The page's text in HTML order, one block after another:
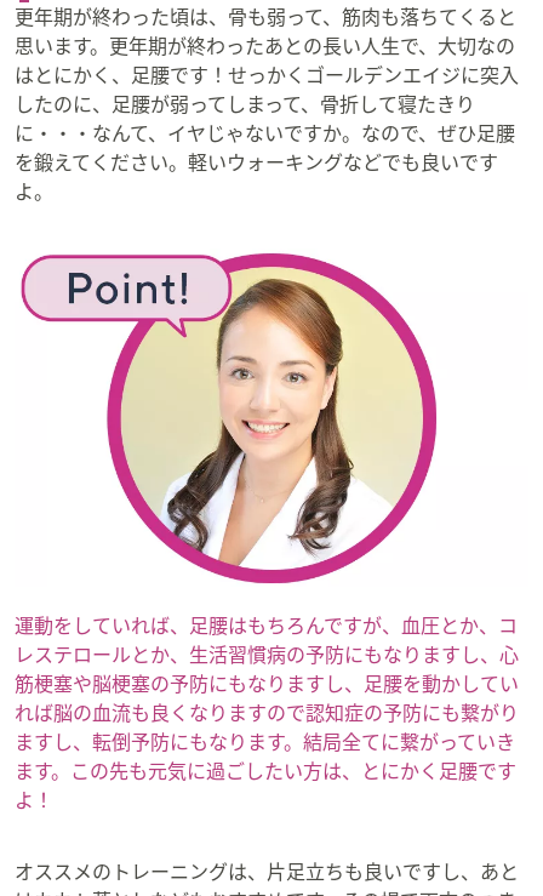
更年期が終わった頃は、骨も弱って、筋肉も落ちてくると
思います。更年期が終わったあとの長い人生で、大切なの
はとにかく、足腰です！せっかくゴールデンエイジに突入
したのに、足腰が弱ってしまって、骨折して寝たきり
に・・・なんて、イヤじゃないですか。なので、ぜひ足腰
を鍛えてください。軽いウォーキングなどでも良いです
よ。
運動をしていれば、足腰はもちろんですが、血圧とか、コ
レステロールとか、生活習慣病の予防にもなりますし、心
筋梗塞や脳梗塞の予防にもなりますし、足腰を動かしてい
れば脳の血流も良くなりますので認知症の予防にも繋がり
ますし、転倒予防にもなります。結局全てに繋がっていき
ます。この先も元気に過ごしたい方は、とにかく足腰です
よ！
オススメのトレーニングは、片足立ちも良いですし、あと